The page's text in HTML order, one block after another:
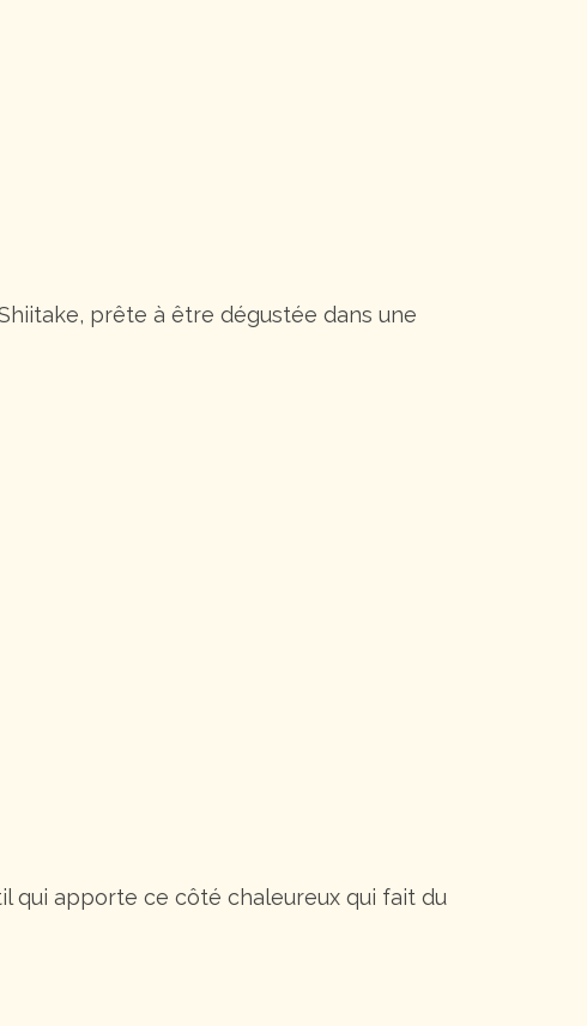
prête à être dégustée dans une
qui apporte ce côté chaleureux qui fait du